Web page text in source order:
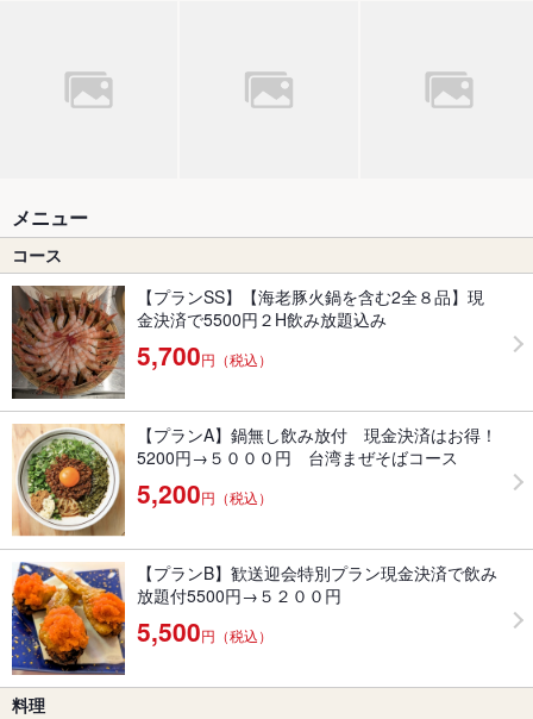
メニュー
コース
【プランSS】【海老豚火鍋を含む2全８品】現
金決済で5500円２H飲み放題込み
5,700円（税込）
【プランA】鍋無し飲み放付 現金決済はお得！
5200円→５０００円 台湾まぜそばコース
5,200円（税込）
【プランB】歓送迎会特別プラン現金決済で飲み
放題付5500円→５２００円
5,500円（税込）
料理